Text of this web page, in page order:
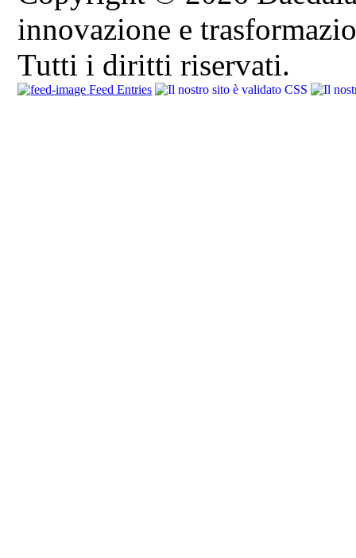
innovazione e
Tutti i diritti riservati.
Feed Entries